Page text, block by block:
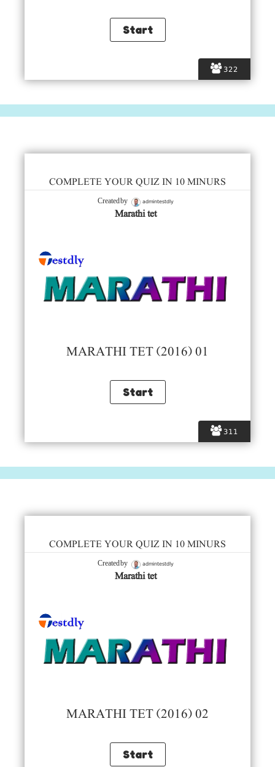
322
311
COMPLETE YOUR QUIZ IN 10 MINURS
Created by admintestdly
Marathi tet
MARATHI TET (2016) 01
COMPLETE YOUR QUIZ IN 10 MINURS
Created by admintestdly
Marathi tet
MARATHI TET (2016) 02